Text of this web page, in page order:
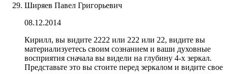
Ширяев Павел Григорьевич
08.12.2014
Кирилл, вы видите 2222 или 222 или 22, видите вы
материализуетесь своим сознанием и ваши духовные
восприятия сначала вы видели на глубину 4-х зеркал.
Представьте это вы стоите перед зеркалом и видите свое